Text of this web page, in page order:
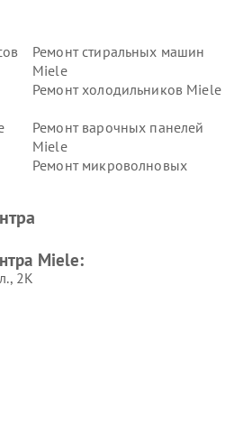
Ремонт стиральных машин
Miele
Ремонт холодильников Miele
Ремонт варочных панелей
Miele
Ремонт микроволновых
пылесосов Miele
Miele:
2К